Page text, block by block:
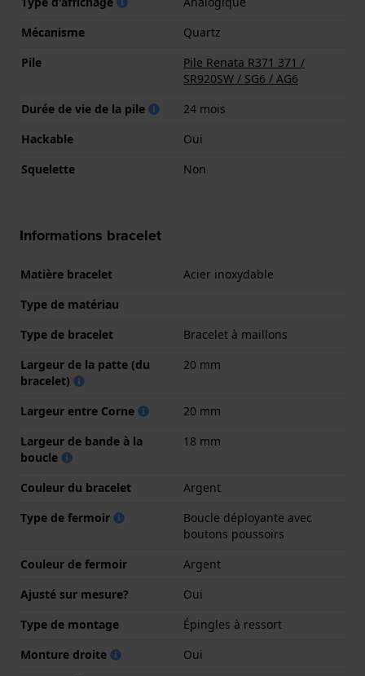
Mécanisme
Quartz
Pile
Pile Renata R371 371 /
SR920SW / SG6 / AG6
Durée de vie de la pile
24 mois
Hackable
Oui
Squelette
Non
Informations bracelet
Matière bracelet
Acier inoxydable
Type de matériau
Type de bracelet
Bracelet à maillons
Largeur de la patte (du
bracelet)
20 mm
Largeur entre Corne
20 mm
Largeur de bande à la
boucle
18 mm
Couleur du bracelet
Argent
Type de fermoir
Boucle déployante avec
boutons poussoirs
Couleur de fermoir
Argent
Ajusté sur mesure?
Oui
Type de montage
Épingles à ressort
Monture droite
Oui